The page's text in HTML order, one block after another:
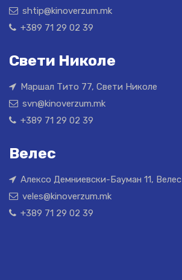
shtip@kinoverzum.mk
+389 71 29 02 39
Свети Николе
Маршал Тито 77, Свети Николе
svn@kinoverzum.mk
+389 71 29 02 39
Велес
Алексо Демниевски-Бауман 11, Велес
veles@kinoverzum.mk
+389 71 29 02 39